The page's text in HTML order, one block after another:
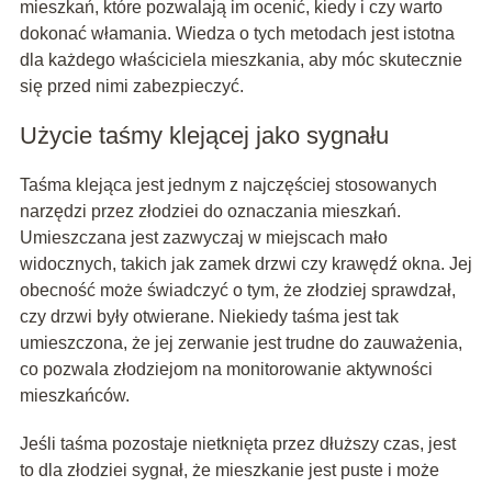
mieszkań, które pozwalają im ocenić, kiedy i czy warto
dokonać włamania. Wiedza o tych metodach jest istotna
dla każdego właściciela mieszkania, aby móc skutecznie
się przed nimi zabezpieczyć.
Użycie taśmy klejącej jako sygnału
Taśma klejąca jest jednym z najczęściej stosowanych
narzędzi przez złodziei do oznaczania mieszkań.
Umieszczana jest zazwyczaj w miejscach mało
widocznych, takich jak zamek drzwi czy krawędź okna. Jej
obecność może świadczyć o tym, że złodziej sprawdzał,
czy drzwi były otwierane. Niekiedy taśma jest tak
umieszczona, że jej zerwanie jest trudne do zauważenia,
co pozwala złodziejom na monitorowanie aktywności
mieszkańców.
Jeśli taśma pozostaje nietknięta przez dłuższy czas, jest
to dla złodziei sygnał, że mieszkanie jest puste i może